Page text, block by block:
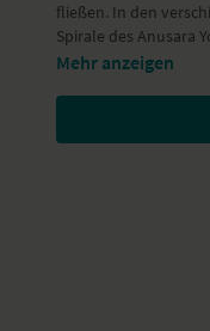
fließen. In den
Spirale des Anusara
Mehr anzeigen